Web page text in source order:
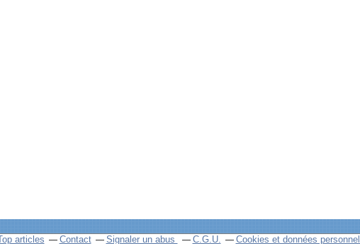
articles Contact Signaler un abus C.G.U. Cookies et données